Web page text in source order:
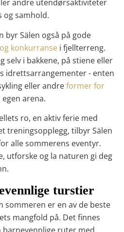
andre utendørsaktiviteter
og samhold.
byr Sälen også på gode
konkurranse i fjellterreng.
selv i bakkene, på stiene eller
idrettsarrangementer - enten
eller andreformer for
arena.
ro, en aktiv ferie med
treningsopplegg, tilbyr Sälen
alle sommerens eventyr.
utforske og la naturen gi deg
turstier
sommeren er en av de beste
mangfold på. Det finnes
ruter med